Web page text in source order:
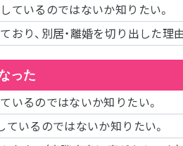
ているのではないか知りたい。
おり、別居・離婚を切り出した
った
いるのではないか知りたい。
ているのではないか知りたい。